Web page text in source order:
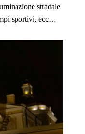
stradale
sportivi, ecc…